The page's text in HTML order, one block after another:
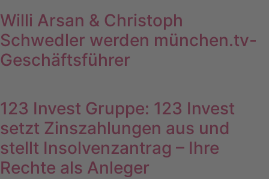
Willi Arsan & Christoph
Schwedler werden münchen.tv-
Geschäftsführer
123 Invest Gruppe: 123 Invest
setzt Zinszahlungen aus und
stellt Insolvenzantrag – Ihre
Rechte als Anleger